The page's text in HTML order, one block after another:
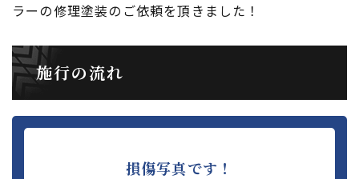
ラーの修理塗装のご依頼を頂きました！
施行の流れ
損傷写真です！